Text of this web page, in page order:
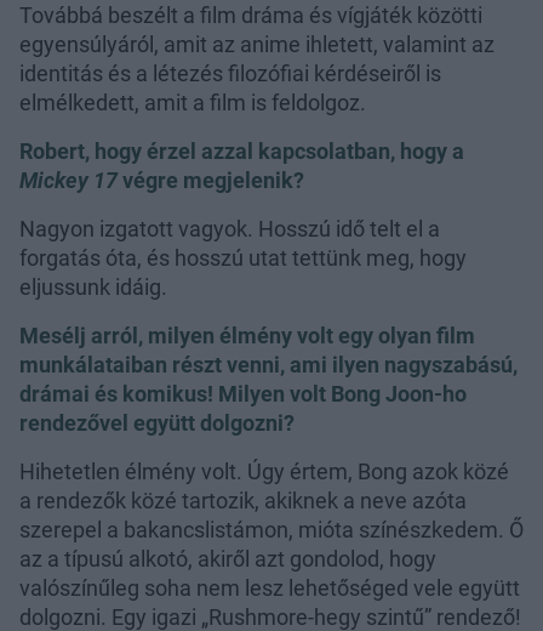
Továbbá beszélt a film dráma és vígjáték közötti
egyensúlyáról, amit az anime ihletett, valamint az
identitás és a létezés filozófiai kérdéseiről is
elmélkedett, amit a film is feldolgoz.
Robert, hogy érzel azzal kapcsolatban, hogy a
Mickey 17végre megjelenik?
Nagyon izgatott vagyok. Hosszú idő telt el a
forgatás óta, és hosszú utat tettünk meg, hogy
eljussunk idáig.
Mesélj arról, milyen élmény volt egy olyan film
munkálataiban részt venni, ami ilyen nagyszabású,
drámai és komikus! Milyen volt Bong Joon-ho
rendezővel együtt dolgozni?
Hihetetlen élmény volt. Úgy értem, Bong azok közé
a rendezők közé tartozik, akiknek a neve azóta
szerepel a bakancslistámon, mióta színészkedem. Ő
az a típusú alkotó, akiről azt gondolod, hogy
valószínűleg soha nem lesz lehetőséged vele együtt
dolgozni. Egy igazi „Rushmore-hegy szintű” rendező!